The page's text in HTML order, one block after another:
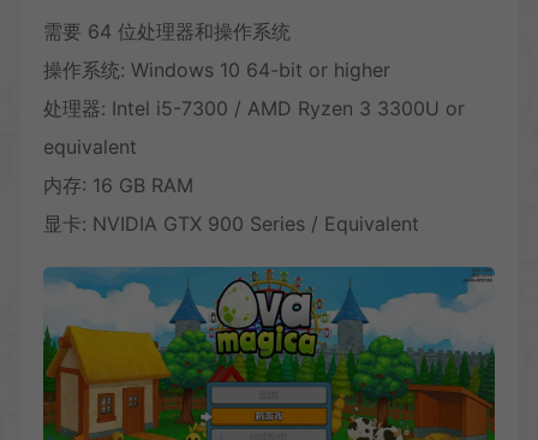
需要 64 位处理器和操作系统
操作系统: Windows 10 64-bit or higher
处理器: Intel i5-7300 / AMD Ryzen 3 3300U or
equivalent
内存: 16 GB RAM
显卡: NVIDIA GTX 900 Series / Equivalent